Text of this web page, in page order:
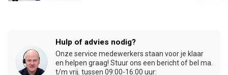
Hulp of advies nodig?
Onze service medewerkers staan voor je klaar
en helpen graag! Stuur ons een bericht of bel ma.
t/m vrij. tussen 09:00-16:00 uur: